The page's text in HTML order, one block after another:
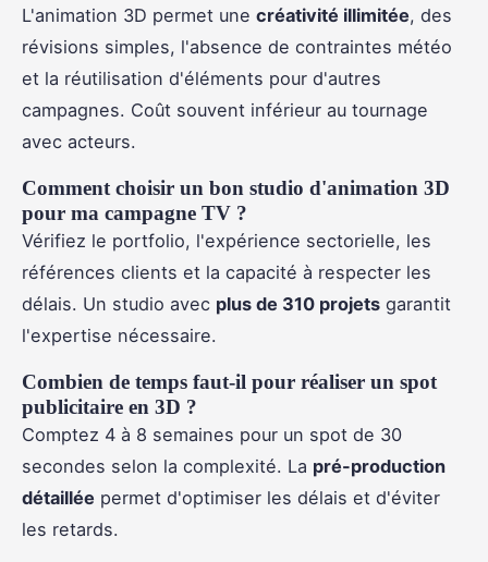
L'animation 3D permet une créativité illimitée, des
révisions simples, l'absence de contraintes météo
et la réutilisation d'éléments pour d'autres
campagnes. Coût souvent inférieur au tournage
avec acteurs.
Comment choisir un bon studio d'animation 3D
pour ma campagne TV ?
Vérifiez le portfolio, l'expérience sectorielle, les
références clients et la capacité à respecter les
délais. Un studio avec plus de 310 projets garantit
l'expertise nécessaire.
Combien de temps faut-il pour réaliser un spot
publicitaire en 3D ?
Comptez 4 à 8 semaines pour un spot de 30
secondes selon la complexité. La pré-production
détaillée permet d'optimiser les délais et d'éviter
les retards.